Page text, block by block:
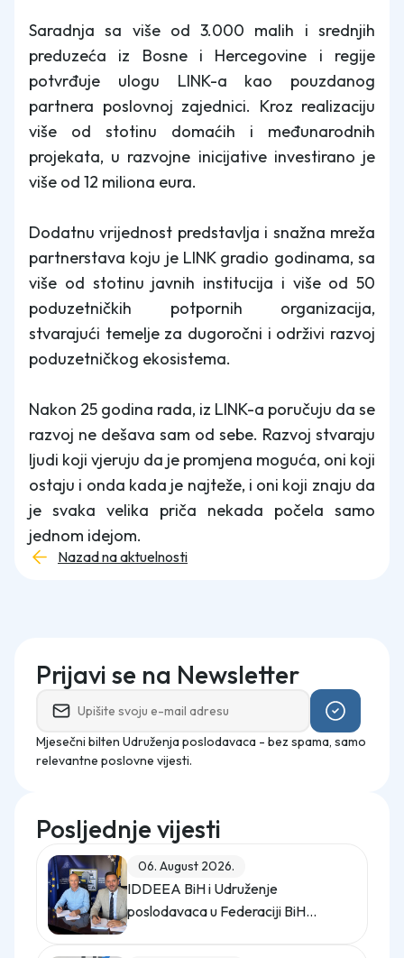
Saradnja sa više od 3.000 malih i srednjih
preduzeća iz Bosne i Hercegovine i regije
potvrđuje ulogu LINK-a kao pouzdanog
partnera poslovnoj zajednici. Kroz realizaciju
više od stotinu domaćih i međunarodnih
projekata, u razvojne inicijative investirano je
više od 12 miliona eura.
Dodatnu vrijednost predstavlja i snažna mreža
partnerstava koju je LINK gradio godinama, sa
više od stotinu javnih institucija i više od 50
poduzetničkih potpornih organizacija,
stvarajući temelje za dugoročni i održivi razvoj
poduzetničkog ekosistema.
Nakon 25 godina rada, iz LINK-a poručuju da se
razvoj ne dešava sam od sebe. Razvoj stvaraju
ljudi koji vjeruju da je promjena moguća, oni koji
ostaju i onda kada je najteže, i oni koji znaju da
je svaka velika priča nekada počela samo
jednom idejom.
Nazad na aktuelnosti
Prijavi se na Newsletter
Mjesečni bilten Udruženja poslodavaca - bez spama, samo
relevantne poslovne vijesti.
Posljednje vijesti
06. August 2026.
IDDEEA BiH i Udruženje
poslodavaca u Federaciji BiH